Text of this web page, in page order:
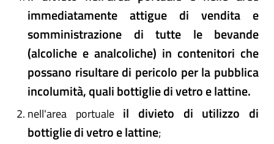
immediatamente attigue di vendita e
somministrazione di tutte le bevande
(alcoliche e analcoliche) in contenitori che
possano risultare di pericolo per la pubblica
incolumità, quali bottiglie di vetro e lattine.
nell'area portuale il divieto di utilizzo di
bottiglie di vetro e lattine;